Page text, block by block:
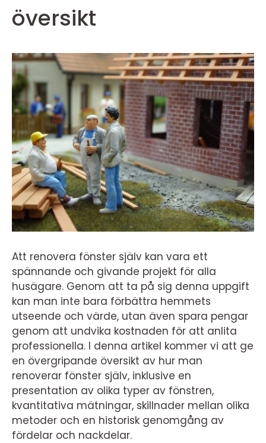
översikt
Att renovera fönster själv kan vara ett
spännande och givande projekt för alla
husägare. Genom att ta på sig denna uppgift
kan man inte bara förbättra hemmets
utseende och värde, utan även spara pengar
genom att undvika kostnaden för att anlita
professionella. I denna artikel kommer vi att ge
en övergripande översikt av hur man
renoverar fönster själv, inklusive en
presentation av olika typer av fönstren,
kvantitativa mätningar, skillnader mellan olika
metoder och en historisk genomgång av
fördelar och nackdelar.